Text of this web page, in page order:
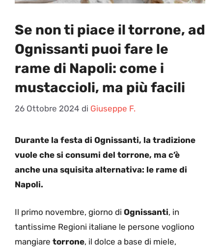
Se non ti piace il torrone, ad
Ognissanti puoi fare le
rame di Napoli: come i
mustaccioli, ma più facili
26 Ottobre 2024 di Giuseppe F.
Durante la festa di Ognissanti, la tradizione
vuole che si consumi del torrone, ma c’è
anche una squisita alternativa: le rame di
Napoli.
Il primo novembre, giorno di Ognissanti, in
tantissime Regioni italiane le persone vogliono
mangiare torrone, il dolce a base di miele,